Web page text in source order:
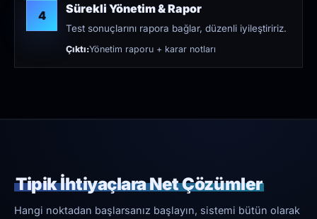
4 Sürekli Yönetim & Rapor
Test sonuçlarını rapora bağlar, düzenli iyileştiririz.
Çıktı:Yönetim raporu + karar notları
Tipik İhtiyaçlara Net Çözümler
Hangi noktadan başlarsanız başlayın, sistemi bütün olarak